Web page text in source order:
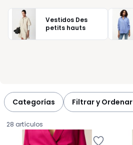
Vestidos Des
petits hauts
Categorías Filtrar y Ordenar
28 artículos